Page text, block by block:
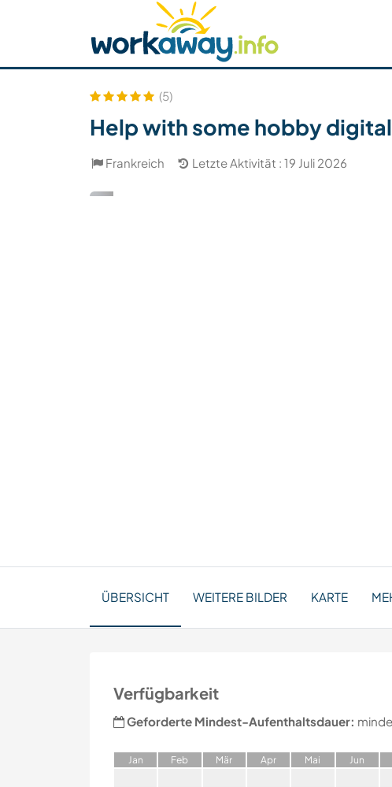
Host finden Reisepartner finden
Sicherheit
(5)
Help with some hobby
Frankreich Letzte Aktivität : 19 Juli 2026
ÜBERSICHT WEITERE BILDER KARTE
Verfügbarkeit
Geforderte Mindest-Aufenthaltsdauer:
Jan Feb Mär Apr Mai Jun